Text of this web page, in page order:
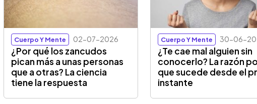
Cuerpo Y Mente 02-07-2026
¿Por qué los zancudos
pican más a unas personas
que a otras? La ciencia
tiene la respuesta
Cuerpo Y Mente 30-06-
¿Te cae mal alguien sin
conocerlo? La razón
que sucede desde el
instante